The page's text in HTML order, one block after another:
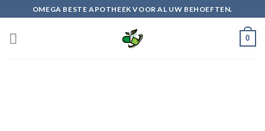
to
content
OMEGA BESTE APOTHEEK VOOR AL UW BEHOEFTEN.
0